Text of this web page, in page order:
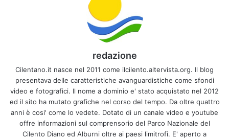
redazione
Cilentano.it nasce nel 2011 come ilcilento.altervista.org. Il blog
presentava delle caratteristiche avanguardistiche come sfondi
video e fotografici. Il nome a dominio e' stato acquistato nel 2012
ed il sito ha mutato grafiche nel corso del tempo. Da oltre quattro
anni è cosi' come lo vedete. Dotato di un canale video e youtube
offre informazioni sul comprensorio del Parco Nazionale del
Cilento Diano ed Alburni oltre ai paesi limitrofi. E' aperto a